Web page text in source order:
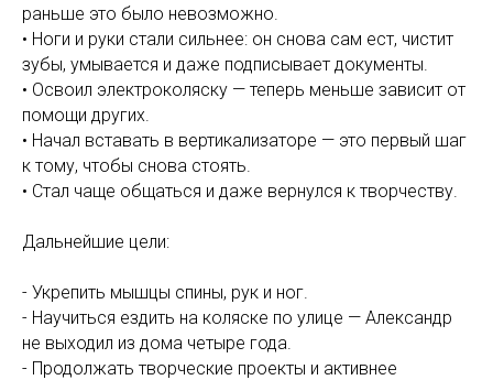
раньше это было невозможно.
• Ноги и руки стали сильнее: он снова сам ест, чистит
зубы, умывается и даже подписывает документы.
• Освоил электроколяску — теперь меньше зависит от
помощи других.
• Начал вставать в вертикализаторе — это первый шаг
к тому, чтобы снова стоять.
• Стал чаще общаться и даже вернулся к творчеству.
Дальнейшие цели:
- Укрепить мышцы спины, рук и ног.
- Научиться ездить на коляске по улице — Александр
не выходил из дома четыре года.
- Продолжать творческие проекты и активнее